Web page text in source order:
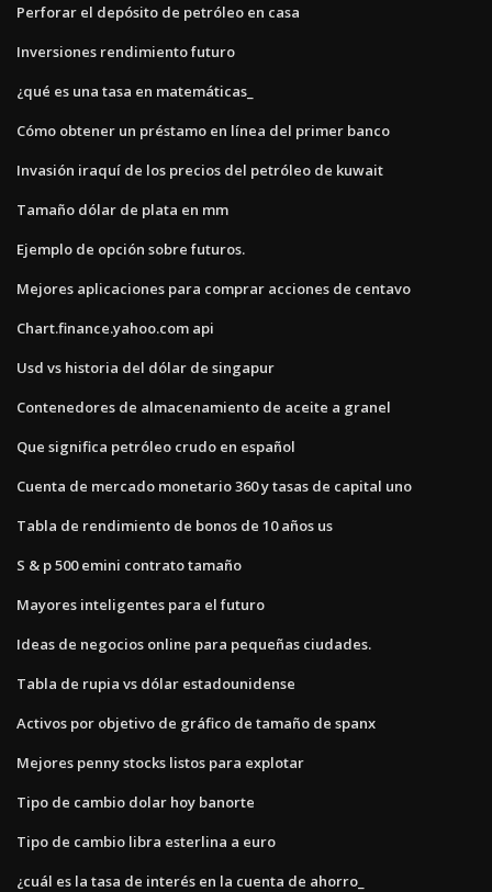
Perforar el depósito de petróleo en casa
Inversiones rendimiento futuro
¿qué es una tasa en matemáticas_
Cómo obtener un préstamo en línea del primer banco
Invasión iraquí de los precios del petróleo de kuwait
Tamaño dólar de plata en mm
Ejemplo de opción sobre futuros.
Mejores aplicaciones para comprar acciones de centavo
Chart.finance.yahoo.com api
Usd vs historia del dólar de singapur
Contenedores de almacenamiento de aceite a granel
Que significa petróleo crudo en español
Cuenta de mercado monetario 360 y tasas de capital uno
Tabla de rendimiento de bonos de 10 años us
S & p 500 emini contrato tamaño
Mayores inteligentes para el futuro
Ideas de negocios online para pequeñas ciudades.
Tabla de rupia vs dólar estadounidense
Activos por objetivo de gráfico de tamaño de spanx
Mejores penny stocks listos para explotar
Tipo de cambio dolar hoy banorte
Tipo de cambio libra esterlina a euro
¿cuál es la tasa de interés en la cuenta de ahorro_